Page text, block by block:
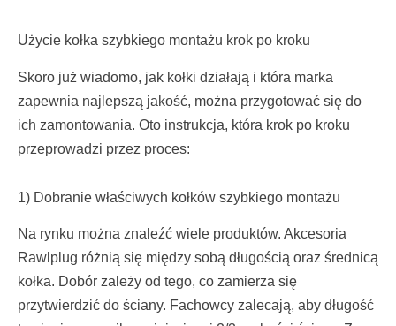
Użycie kołka szybkiego montażu krok po kroku
Skoro już wiadomo, jak kołki działają i która marka
zapewnia najlepszą jakość, można przygotować się do
ich zamontowania. Oto instrukcja, która krok po kroku
przeprowadzi przez proces:
1) Dobranie właściwych kołków szybkiego montażu
Na rynku można znaleźć wiele produktów. Akcesoria
Rawlplug różnią się między sobą długością oraz średnicą
kołka. Dobór zależy od tego, co zamierza się
przytwierdzić do ściany. Fachowcy zalecają, aby długość